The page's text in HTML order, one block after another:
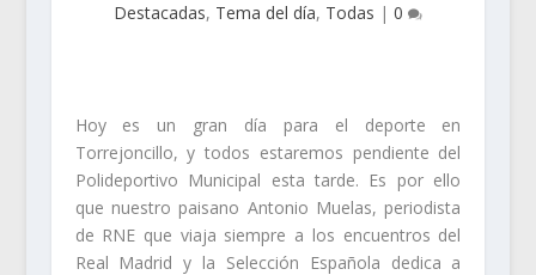
Destacadas, Tema del día, Todas | 0
Hoy es un gran día para el deporte en
Torrejoncillo, y todos estaremos pendiente del
Polideportivo Municipal esta tarde. Es por ello
que nuestro paisano Antonio Muelas, periodista
de RNE que viaja siempre a los encuentros del
Real Madrid y la Selección Española dedica a